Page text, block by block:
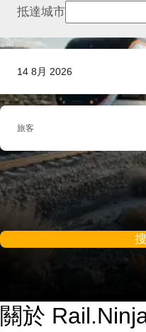
14 8月 2026
抵達城市
旅客
關於